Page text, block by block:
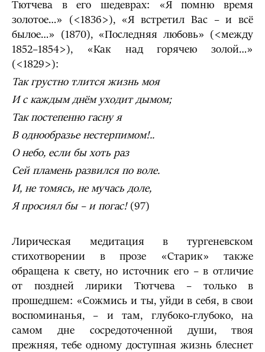
Тютчева в его шедеврах: «Я помню время
золотое…» (<1836>), «Я встретил Вас – и всё
былое…» (1870), «Последняя любовь» (<между
1852–1854>), «Как над горячею золой…»
(<1829>):
Так грустно тлится жизнь моя
И с каждым днём уходит дымом;
Так постепенно гасну я
В однообразье нестерпимом!..
О небо, если бы хоть раз
Сей пламень развился по воле.
И, не томясь, не мучась доле,
Я просиял бы – и погас!(97)
Лирическая медитация в тургеневском
стихотворении в прозе «Старик» также
обращена к свету, но источник его – в отличие
от поздней лирики Тютчева – только в
прошедшем: «Сожмись и ты, уйди в себя, в свои
воспоминанья, – и там, глубоко-глубоко, на
самом дне сосредоточенной души, твоя
прежняя, тебе одному доступная жизнь блеснет